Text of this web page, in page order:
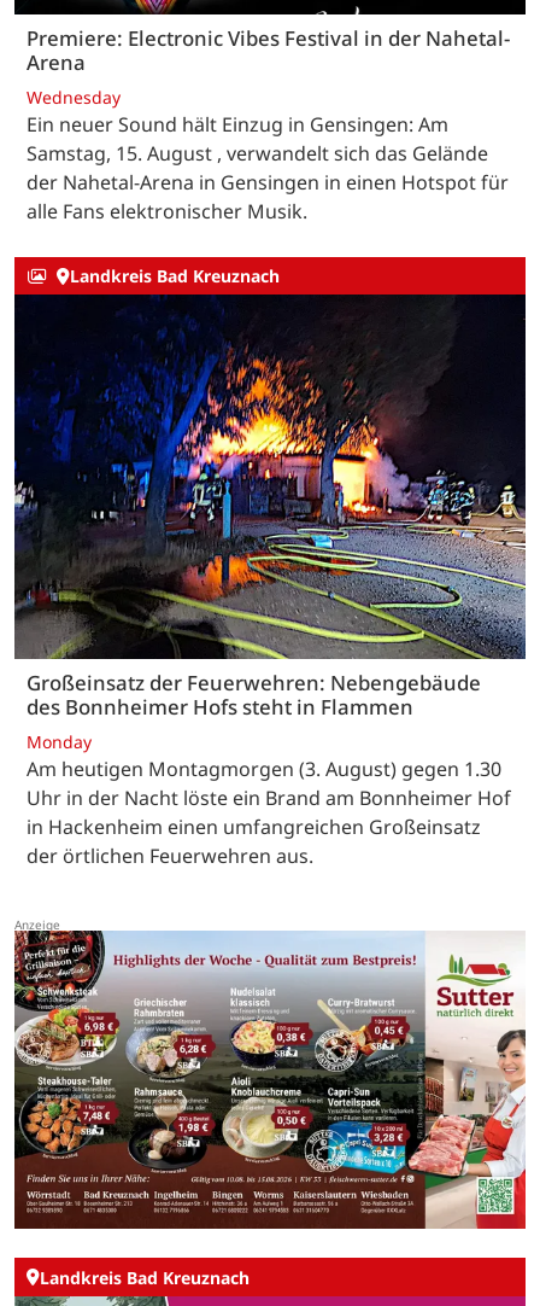
Premiere: Electronic Vibes Festival in der Nahetal-
Arena
Wednesday
Ein neuer Sound hält Einzug in Gensingen: Am
Samstag, 15. August , verwandelt sich das Gelände
der Nahetal-Arena in Gensingen in einen Hotspot für
alle Fans elektronischer Musik.
Landkreis Bad Kreuznach
Großeinsatz der Feuerwehren: Nebengebäude
des Bonnheimer Hofs steht in Flammen
Monday
Am heutigen Montagmorgen (3. August) gegen 1.30
Uhr in der Nacht löste ein Brand am Bonnheimer Hof
in Hackenheim einen umfangreichen Großeinsatz
der örtlichen Feuerwehren aus.
Landkreis Bad Kreuznach